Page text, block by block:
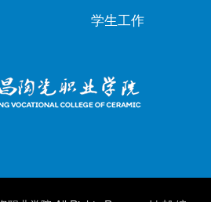
学生工作